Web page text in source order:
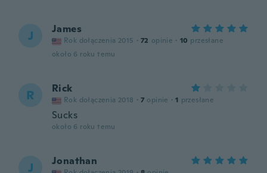
J James
Rok dołączenia 2015 · 72 opinie · 10 przesłane
około 6 roku temu
R Rick
Rok dołączenia 2018 · 7 opinie · 1 przesłane
Sucks
około 6 roku temu
J Jonathan